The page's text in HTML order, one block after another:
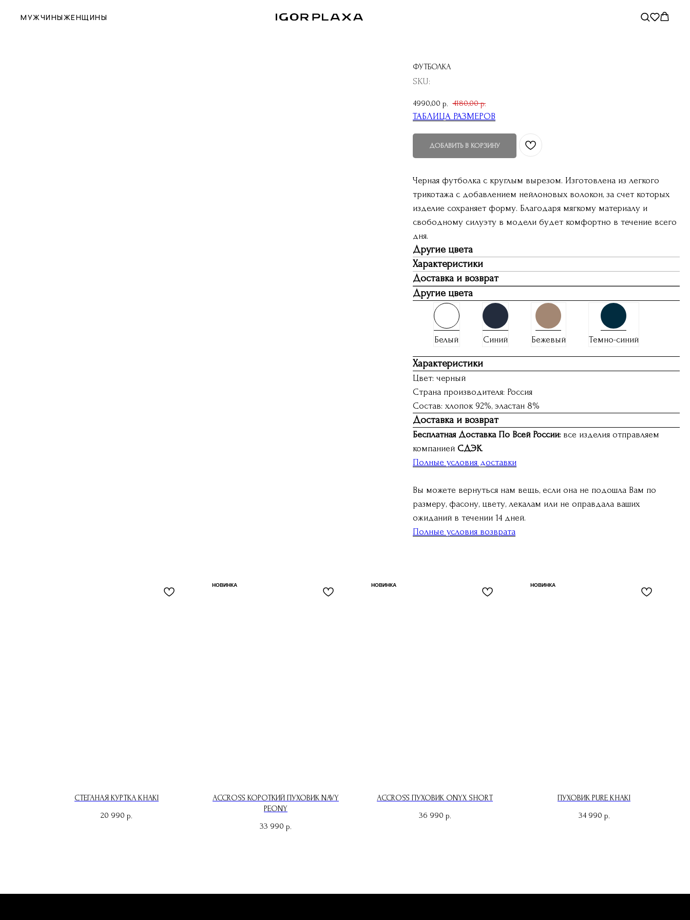
МУЖЧИНЫЖЕНЩИНЫ
ФУТБОЛКА
SKU:
4990,00 р. 4180,00 р.
ТАБЛИЦА РАЗМЕРОВ
ДОБАВИТЬ В КОРЗИНУ
Черная футболка с круглым вырезом. Изготовлена из легкого
трикотажа с добавлением нейлоновых волокон, за счет которых
изделие сохраняет форму. Благодаря мягкому материалу и
свободному силуэту в модели будет комфортно в течение всего
дня.
Другие цвета
Характеристики
Доставка и возврат
Другие цвета
Белый Синий Бежевый Темно-синий
Характеристики
Цвет: черный
Страна производителя: Россия
Состав: хлопок 92%, эластан 8%
Доставка и возврат
Бесплатная Доставка По Всей России:все изделия отправляем
компанией СДЭК.
Полные условия доставки
Вы можете вернуться нам вещь, если она не подошла Вам по
размеру, фасону, цвету, лекалам или не оправдала ваших
ожиданий в течении 14 дней.
Полные условия возврата
СТЕГАНАЯ КУРТКА KHAKI
20 990 р.
НОВИНКА
ACCROSS КОРОТКИЙ ПУХОВИК NAVY
PEONY
33 990 р.
НОВИНКА
ACCROSS ПУХОВИК ONYX SHORT
36 990 р.
НОВИНКА
ПУХОВИК PURE KHAKI
34 990 р.